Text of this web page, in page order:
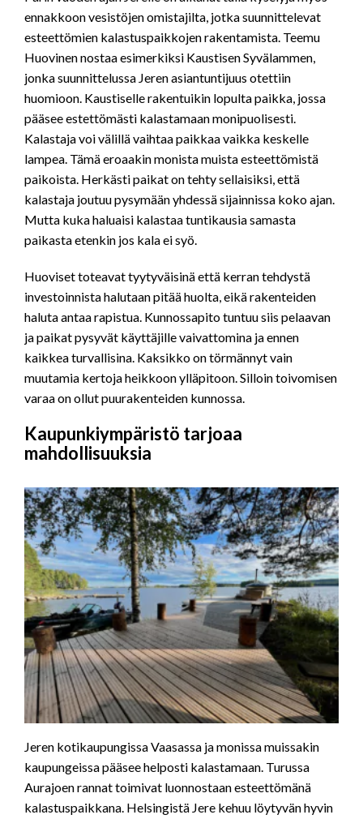
ennakkoon vesistöjen omistajilta, jotka suunnittelevat
esteettömien kalastuspaikkojen rakentamista. Teemu
Huovinen nostaa esimerkiksi Kaustisen Syvälammen,
jonka suunnittelussa Jeren asiantuntijuus otettiin
huomioon. Kaustiselle rakentuikin lopulta paikka, jossa
pääsee estettömästi kalastamaan monipuolisesti.
Kalastaja voi välillä vaihtaa paikkaa vaikka keskelle
lampea. Tämä eroaakin monista muista esteettömistä
paikoista. Herkästi paikat on tehty sellaisiksi, että
kalastaja joutuu pysymään yhdessä sijainnissa koko ajan.
Mutta kuka haluaisi kalastaa tuntikausia samasta
paikasta etenkin jos kala ei syö.
Huoviset toteavat tyytyväisinä että kerran tehdystä
investoinnista halutaan pitää huolta, eikä rakenteiden
haluta antaa rapistua. Kunnossapito tuntuu siis pelaavan
ja paikat pysyvät käyttäjille vaivattomina ja ennen
kaikkea turvallisina. Kaksikko on törmännyt vain
muutamia kertoja heikkoon ylläpitoon. Silloin toivomisen
varaa on ollut puurakenteiden kunnossa.
Kaupunkiympäristö tarjoaa
mahdollisuuksia
Jeren kotikaupungissa Vaasassa ja monissa muissakin
kaupungeissa pääsee helposti kalastamaan. Turussa
Aurajoen rannat toimivat luonnostaan esteettömänä
kalastuspaikkana. Helsingistä Jere kehuu löytyvän hyvin